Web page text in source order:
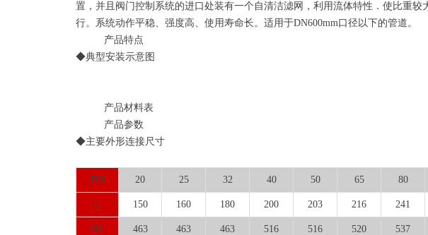
置，并且阀门控制系统的进口处装有一个自清洁滤网，利用流体特性．使比重
行。系统动作平稳、强度高、使用寿命长。适用于DN600mm口径以下的管道。
产品特点
◆典型安装示意图
产品材料表
产品参数
◆主要外形连接尺寸
DN 20 25 32 40 50 65 80
L 150 160 180 200 203 216 241
H1 463 463 463 516 516 520 537